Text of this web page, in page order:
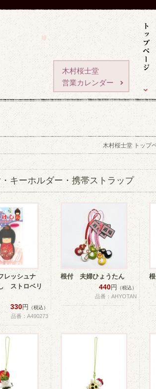
木村桜士堂
営業カレンダー
木村桜士堂 トップ
キーホルダー・携帯ストラップ
ッシュナ
ストロベリ
330円 （税込）
品番：A490273
根付 夫婦ひょうたん
440円 （税込）
品番：AHYOTAN